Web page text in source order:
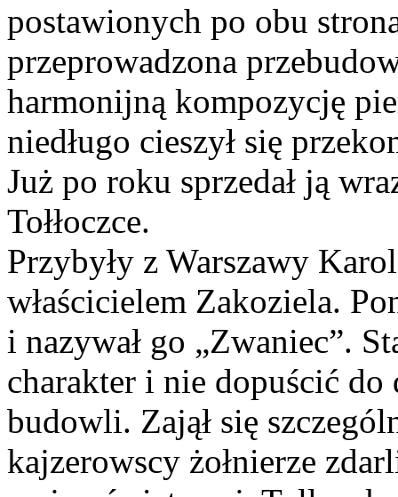
postawionych po obu
przeprowadzona
harmonijną kompozycję
niedługo cieszył się
Już po roku sprzedał ją
Tołłoczce.
Przybyły z Warszawy
właścicielem Zakoziela.
i nazywał go „Zwaniec”.
charakter i nie dopuścić
budowli. Zajął się
kajzerowscy żołnierze